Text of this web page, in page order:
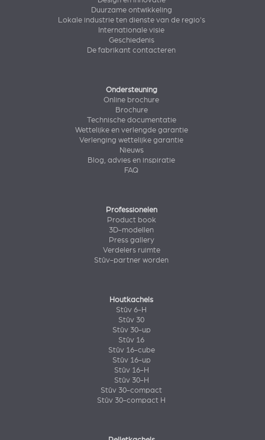
Duurzame ontwikkeling
Lokale industrie ten dienste van de regio's
Internationale visie
Geschiedenis
De fabrikant contacteren
Ondersteuning
Online brochure
Brochure
Technische documentatie
Wettelijke en verlengde garantie
Verlenging wettelijke garantie
Nieuws
Blog, advies en inspiratie
FAQ
Professionelen
Product book
3D-modellen
Press gallery
Verdelers ruimte
Stûv-partner worden
Houtkachels
Stûv 6-H
Stûv 30
Stûv 30-up
Stûv 16
Stûv 16-cube
Stûv 16-up
Stûv 16-H
Stûv 30-H
Stûv 30-compact
Stûv 30-compact H